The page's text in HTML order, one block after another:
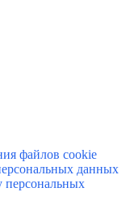
файлов cookie
данных
персональных